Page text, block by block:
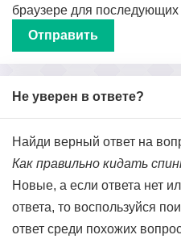
браузере для
Не уверен в ответе?
Найди верный ответ на
Как правильно кидать
Новые, а если ответа нет
ответа, то воспользуйся
ответ среди похожих